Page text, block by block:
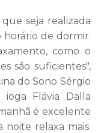
seja realizada
de dormir.
como o
são suficientes",
do Sono Sérgio
ioga Flávia Dalla
é excelente
noite relaxa mais.